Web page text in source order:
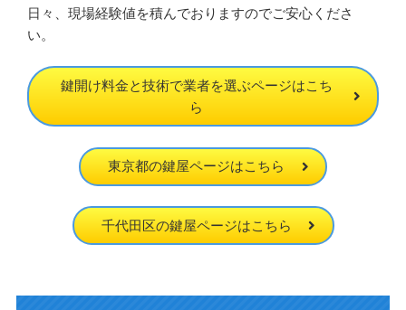
日々、現場経験値を積んでおりますのでご安心くださ
い。
鍵開け料金と技術で業者を選ぶページはこち
ら
東京都の鍵屋ページはこちら
千代田区の鍵屋ページはこちら